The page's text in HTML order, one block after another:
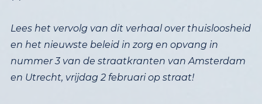
Lees het vervolg van dit verhaal over thuisloosheid
en het nieuwste beleid in zorg en opvang in
nummer 3 van de straatkranten van Amsterdam
en Utrecht, vrijdag 2 februari op straat!